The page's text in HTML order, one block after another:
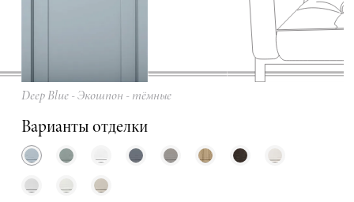
Deep Blue - Экошпон - тёмные
Варианты отделки